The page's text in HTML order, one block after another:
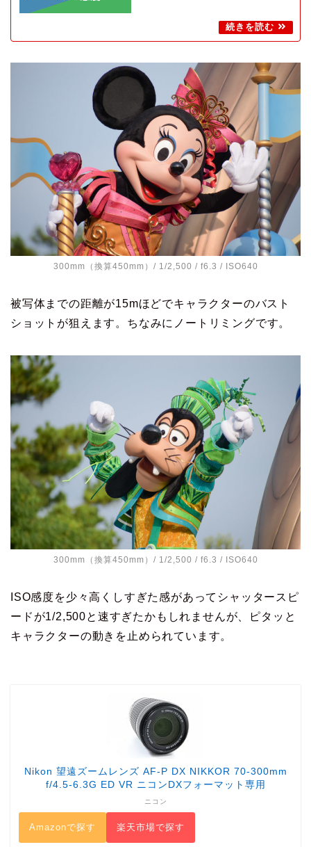
300mm（換算450mm）/ 1/2,500 / f6.3 / ISO640
被写体までの距離が15mほどでキャラクターのバスト
ショットが狙えます。ちなみにノートリミングです。
300mm（換算450mm）/ 1/2,500 / f6.3 / ISO640
ISO感度を少々高くしすぎた感があってシャッタースピ
ードが1/2,500と速すぎたかもしれませんが、ピタッと
キャラクターの動きを止められています。
Nikon 望遠ズームレンズ AF-P DX NIKKOR 70-300mm
f/4.5-6.3G ED VR ニコンDXフォーマット専用
ニコン
Amazonで探す 楽天市場で探す